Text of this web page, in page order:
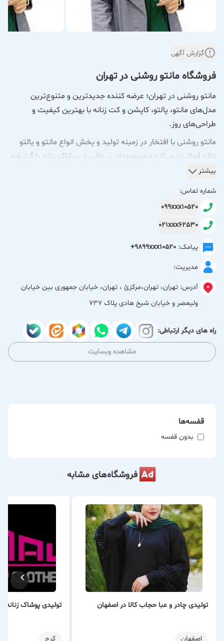
گزارش آگهی
فروشگاه مانتو روشنی در تهران
مانتو روشنی در تهران؛ عرضه کننده جدیدترین و متنوع‌ترین
مدل‌های مانتو، پالتو، کاپشن و کت زنانه با بهترین کیفیت و
طراحی‌های روز.
مانتو روشنی با افتخار در زمینه تولید و پخش انواع مانتو و پالتو
زنانه فعالیت می‌کند و مجموعه‌ای بی‌نظیر از پوشاک زنانه را گرد هم
آورده است. این مرکز با درک عمیق از نیازها و سلایق بانوان، طیف
مانتو و پالتو زنانه: از مدل‌های کلاسیک و رسمی گرفته تا طرح‌های
مدرن و اسپرت، مانتو روشنی با ارائه تنوعی چشمگیر در رنگ، طرح
و جنس، شما را در انتخاب بهترین گزینه یاری می‌کند.
کاپشن زنانه: با نزدیک شدن فصل سرما، کاپشن‌های متنوع مانتو
روشنی با حفظ گرما و ارائه سبکی جذاب، انتخابی ایده‌آل برای بانوان
شیک‌پوش هستند.
کت زنانه: از کت‌های اداری گرفته تا کت‌های مجلسی و اسپرت،
مانتو روشنی مجموعه‌ای کامل را برای تکمیل استایل شما فراهم
آورده است.
در مانتو روشنی، کیفیت حرف اول را می‌زند. ما با استفاده از بهترین
پارچه‌ها و با بهره‌گیری از دانش روز در طراحی و دوخت، محصولاتی
مانتو روشنی؛ جایی که زیبایی، کیفیت و تنوع در هم می‌آمیزند تا
بیشتر
شماره تماس:
099xxx10520
021xxx62530
پیامک: +9899xxx10520
مدیریت:
آدرس: تهران، تهران،مركزئ ، تهران، خیابان جمهوری بین خیابان
ولیعصر و خیابان شیخ هادی پلاک 737
راه های دیگر ارتباطی:
مشاهده وبسایت
قفسه‌ها
بدون قفسه
فروشگاه‌های مشابه
تولیدی چادر و عبا حجاب کالا در اصفهان
اصفهان
تولیدی پوشاک زنانه
کرج